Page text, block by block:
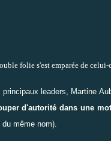
folie s'est emparée de
leaders, Martine
d'autorité dans une
même nom).